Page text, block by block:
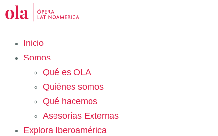
Inicio
Somos
Qué es OLA
Quiénes somos
Qué hacemos
Asesorías Externas
Explora Iberoamérica